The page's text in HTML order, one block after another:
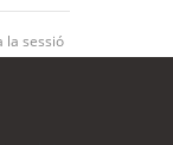
la sessió